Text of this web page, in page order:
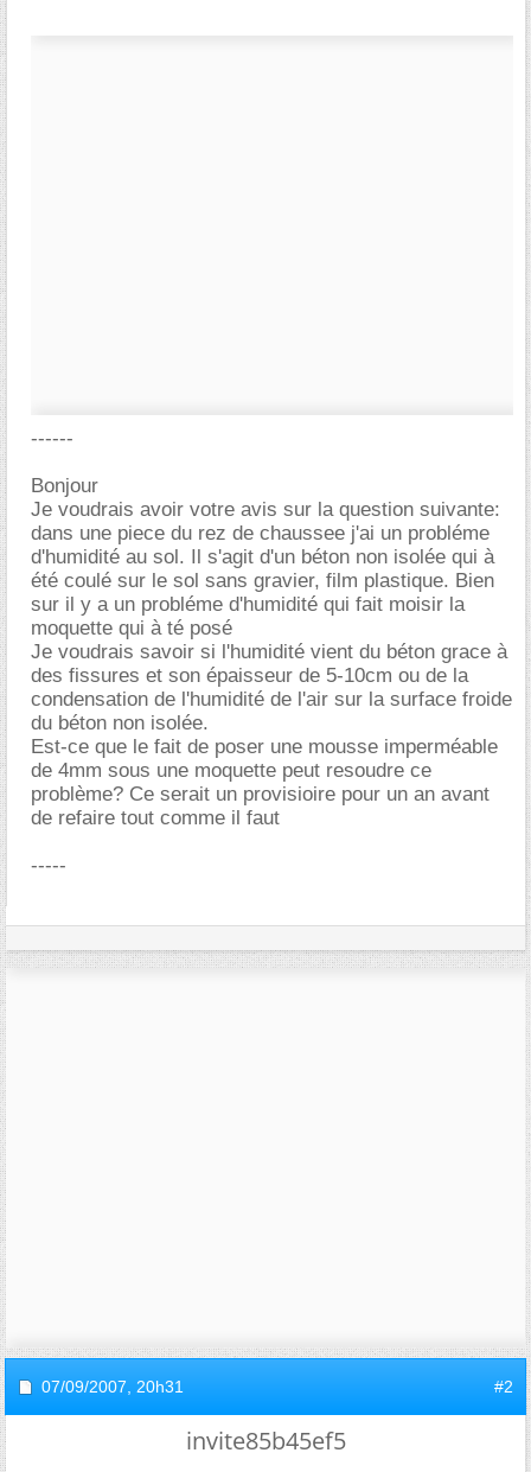
------
Bonjour
Je voudrais avoir votre avis sur la question suivante:
dans une piece du rez de chaussee j'ai un probléme
d'humidité au sol. Il s'agit d'un béton non isolée qui à
été coulé sur le sol sans gravier, film plastique. Bien
sur il y a un probléme d'humidité qui fait moisir la
moquette qui à té posé
Je voudrais savoir si l'humidité vient du béton grace à
des fissures et son épaisseur de 5-10cm ou de la
condensation de l'humidité de l'air sur la surface froide
du béton non isolée.
Est-ce que le fait de poser une mousse imperméable
de 4mm sous une moquette peut resoudre ce
problème? Ce serait un provisioire pour un an avant
de refaire tout comme il faut
-----
07/09/2007, 20h31 #2
invite85b45ef5